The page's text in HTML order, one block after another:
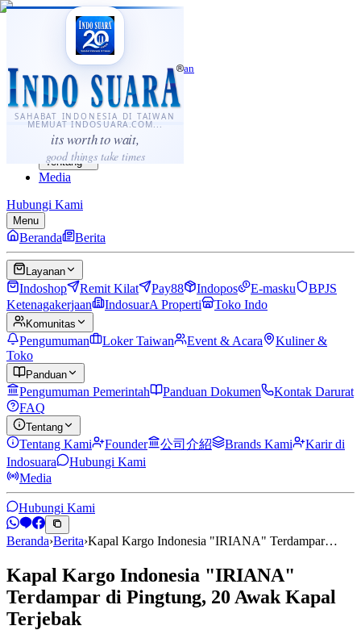
SAHABAT INDONESIA DI TAIWAN
MEMUAT INDOSUARA.COM...
its worth to wait,
good things take times
·...
⌘K
Sahabat Indonesia di Taiwan
Berita
Layanan
Komunitas
Panduan
Tentang
Media
Hubungi Kami
Menu
Beranda Berita
Layanan
Indoshop Remit Kilat Pay88 Indopos E-masku
BPJS
Ketenagakerjaan
IndosuarA Properti Toko Indo
Komunitas
Pengumuman Loker Taiwan Event & Acara
Kuliner &
Toko
Panduan
Pengumuman Pemerintah Panduan Dokumen
Kontak Darurat
FAQ
Tentang
Tentang Kami Founder 公司介紹 Brands Kami
Karir di
Indosuara
Hubungi Kami
Media
Hubungi Kami
Beranda›Berita›Kapal Kargo Indonesia "IRIANA" Terdampar…
Kapal Kargo Indonesia "IRIANA"
Terdampar di Pingtung, 20 Awak Kapal
Terjebak